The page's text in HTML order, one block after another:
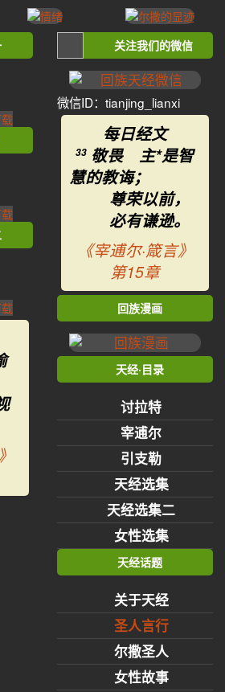
关注我们的微信
微信ID：tianjing_lianxi
每日经文
33 敬畏 主*是智
慧的教诲；
尊荣以前，
必有谦逊。
《宰逋尔·箴言》
第15章
回族漫画
天经·目录
讨拉特
宰逋尔
引支勒
天经选集
天经选集二
女性选集
天经话题
关于天经
圣人言行
尔撒圣人
女性故事